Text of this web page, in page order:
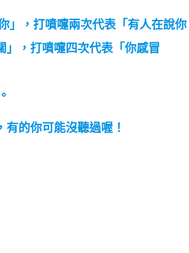
」，打噴嚏兩次代表「有人在說你
，打噴嚏四次代表「你感冒
的你可能沒聽過喔！